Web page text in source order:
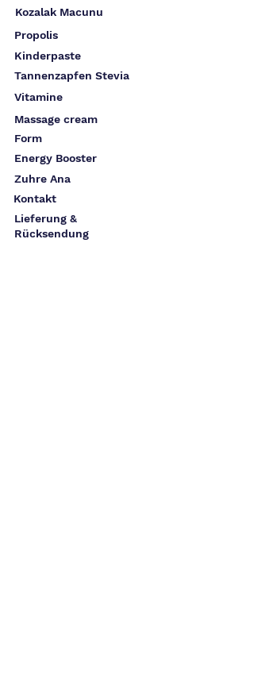
Kozalak Macunu
Propolis
Kinderpaste
Tannenzapfen Stevia
Vitamine
Massage cream
Form
Energy Booster
Zuhre Ana
Kontakt
Lieferung &
Rücksendung